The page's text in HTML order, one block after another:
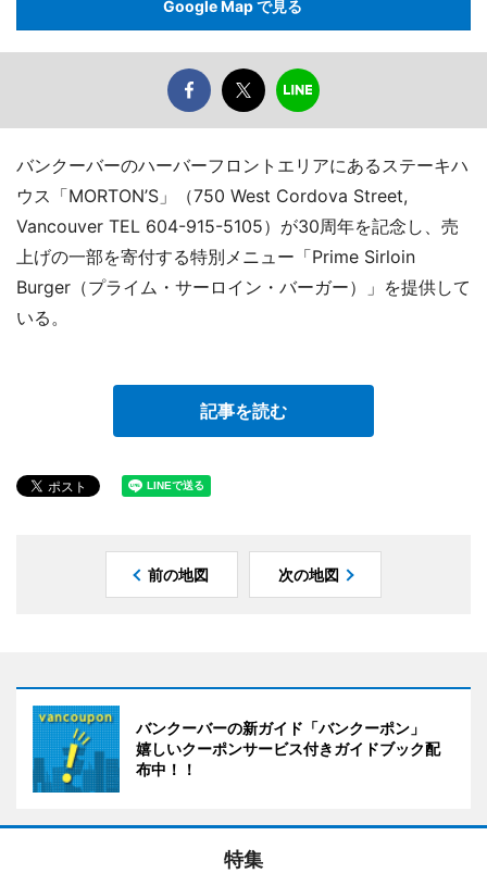
Google Map で見る
バンクーバーのハーバーフロントエリアにあるステーキハ
ウス「MORTON’S」（750 West Cordova Street,
Vancouver TEL 604-915-5105）が30周年を記念し、売
上げの一部を寄付する特別メニュー「Prime Sirloin
Burger（プライム・サーロイン・バーガー）」を提供して
いる。
記事を読む
前の地図 次の地図
バンクーバーの新ガイド「バンクーポン」
嬉しいクーポンサービス付きガイドブック配
布中！！
特集